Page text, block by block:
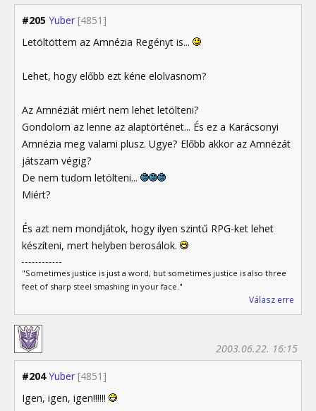
#205 Yuber [4851]
Letöltöttem az Amnézia Regényt is...
Lehet, hogy előbb ezt kéne elolvasnom?
Az Amnéziát miért nem lehet letölteni?
Gondolom az lenne az alaptörténet... És ez a Karácsonyi
Amnézia meg valami plusz. Ugye? Előbb akkor az Amnézát
játszam végig?
De nem tudom letölteni...
Miért?
És azt nem mondjátok, hogy ilyen szintű RPG-ket lehet
készíteni, mert helyben berosálok.
"Sometimes justice is just a word, but sometimes justice is also three
feet of sharp steel smashing in your face."
Válasz erre
#204 Yuber [4851]
2003.06.22. 16:15
Igen, igen, igen!!!!!!